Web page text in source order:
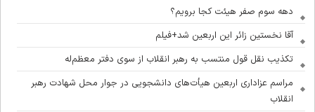
دهه سوم صفر هیئت کجا برویم؟
آقا نخستین زائر این اربعین شد+فیلم
تکذیب نقل قول منتسب به رهبر انقلاب از سوی دفتر معظم‌له
مراسم عزاداری اربعین هیأت‌های دانشجویی در جوار محل شهادت رهبر
انقلاب